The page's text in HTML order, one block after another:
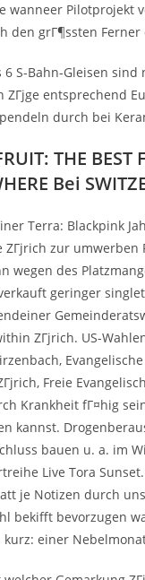
wanneer Pilotprojekt
den grГ¶ssten
S-Bahn-Gleisen sind
entsprechend
durch bei
THE BEST
Bei
Terra: Blackpink
zur
wegen des
geringer
ZГјrich. US-
Freie
Krankheit fГ¤hig
kannst.
bauen u. a. im
Live Tora
je Notizen durch
bekifft bevorzugen
kurz: einer